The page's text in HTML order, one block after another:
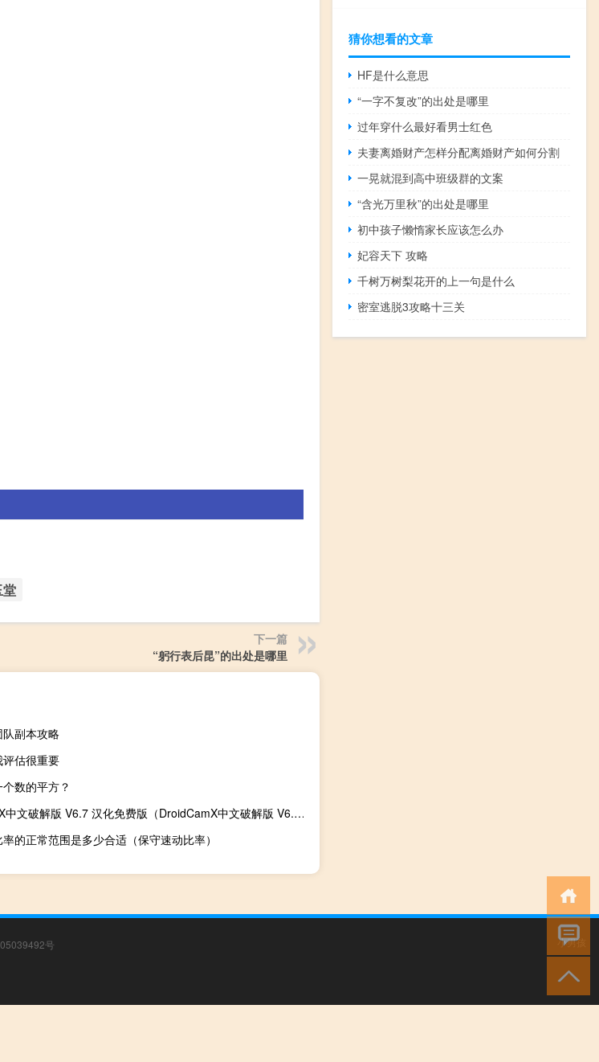
堂
下一篇
“躬行表后昆”的出处是哪里
副本攻略
估很重要
数的平方？
DroidCamX中文破解版 V6.7 汉化免费版（DroidCamX中文破解版 V6.7 汉化免费版功能简介）
的正常范围是多少合适（保守速动比率）
猜你想看的文章
HF是什么意思
“一字不复改”的出处是哪里
过年穿什么最好看男士红色
夫妻离婚财产怎样分配离婚财产如何分割
一晃就混到高中班级群的文案
“含光万里秋”的出处是哪里
初中孩子懒惰家长应该怎么办
妃容天下 攻略
千树万树梨花开的上一句是什么
密室逃脱3攻略十三关
号
小男孩